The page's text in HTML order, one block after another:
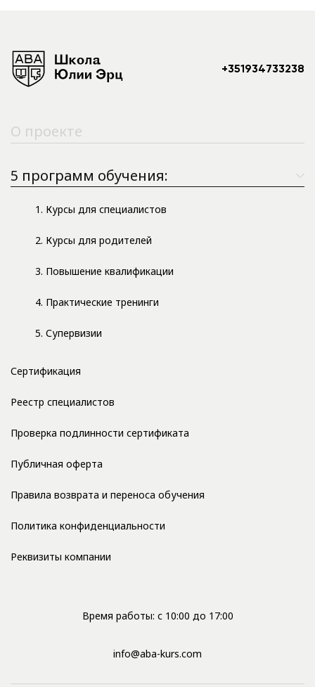
+351934733238
О проекте
5 программ обучения:
1. Курсы для специалистов
2. Курсы для родителей
3. Повышение квалификации
4. Практические тренинги
5. Супервизии
Сертификация
Реестр специалистов
Проверка подлинности сертификата
Публичная оферта
Правила возврата и переноса обучения
Политика конфиденциальности
Реквизиты компании
Время работы: с 10:00 до 17:00
info@aba-kurs.com